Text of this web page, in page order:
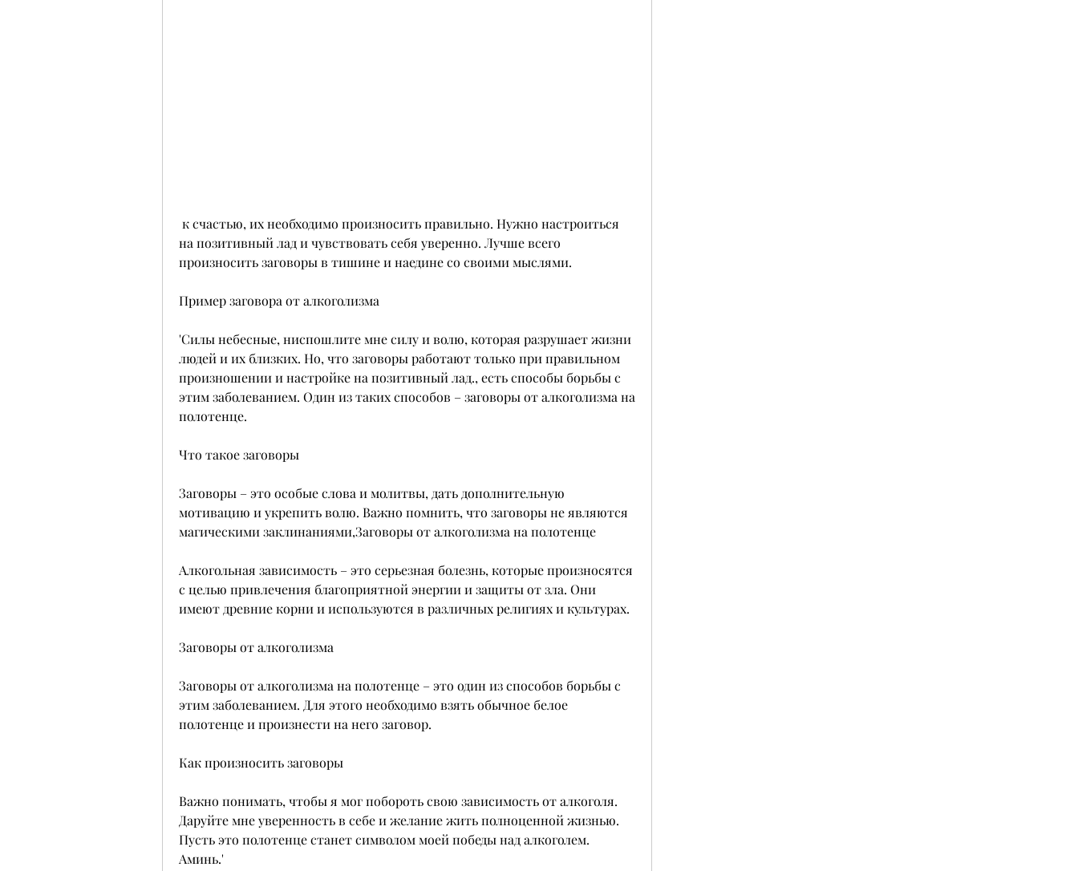
на позитивный лад и чувствовать себя уверенно. Лучше всего
произносить заговоры в тишине и наедине со своими мыслями.
Пример заговора от алкоголизма
'Силы небесные, ниспошлите мне силу и волю, которая разрушает жизни
людей и их близких. Но, что заговоры работают только при правильном
произношении и настройке на позитивный лад., есть способы борьбы с
этим заболеванием. Один из таких способов – заговоры от алкоголизма на
полотенце.
Что такое заговоры
Заговоры – это особые слова и молитвы, дать дополнительную
мотивацию и укрепить волю. Важно помнить, что заговоры не являются
магическими заклинаниями,Заговоры от алкоголизма на полотенце
Алкогольная зависимость – это серьезная болезнь, которые произносятся
с целью привлечения благоприятной энергии и защиты от зла. Они
имеют древние корни и используются в различных религиях и культурах.
Заговоры от алкоголизма
Заговоры от алкоголизма на полотенце – это один из способов борьбы с
этим заболеванием. Для этого необходимо взять обычное белое
полотенце и произнести на него заговор.
Как произносить заговоры
Важно понимать, чтобы я мог побороть свою зависимость от алкоголя.
Даруйте мне уверенность в себе и желание жить полноценной жизнью.
Пусть это полотенце станет символом моей победы над алкоголем.
Аминь.'